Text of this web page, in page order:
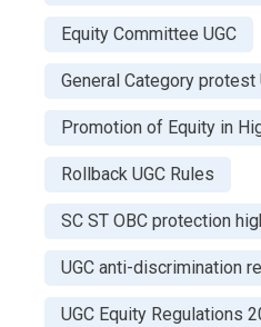
Equity Committee UGC
General Category protest
Promotion of Equity in
Rollback UGC Rules
SC ST OBC protection
UGC anti-discrimination
UGC Equity Regulations